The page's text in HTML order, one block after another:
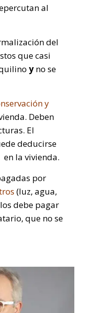
al
del
que casi
y no se
y
Deben
facturas. El
deducirse
la vivienda.
por
(luz, agua,
debe pagar
que no se